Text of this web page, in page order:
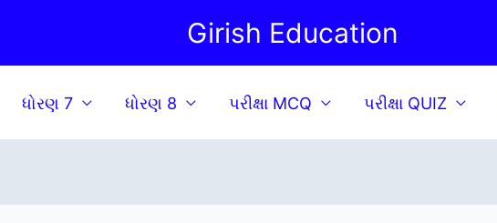
Girish Education
ધોરણ 7 ધોરણ 8 પરીક્ષા MCQ પરીક્ષા QUIZ